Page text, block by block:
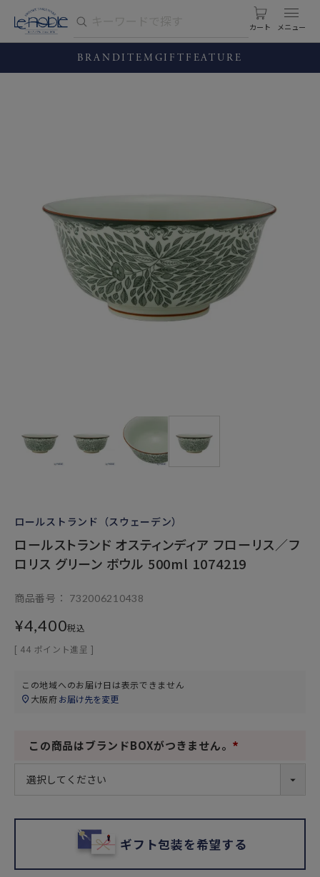
カート
BRANDITEM GIFT FEATURE
ロールストランド（スウェーデン）
ロールストランド オスティンディア フローリス／フ
ロリス グリーン ボウル 500ml 1074219
商品番号 732006210438
¥4,400税込
[ 44 ポイント進呈 ]
この地域へのお届け日は表示できません
大阪府お届け先を変更
この商品はブランドBOXがつきません。
ギフト包装を希望する